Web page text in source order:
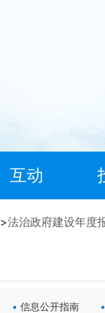
互动
>法治政府建设年度
信息公开指南